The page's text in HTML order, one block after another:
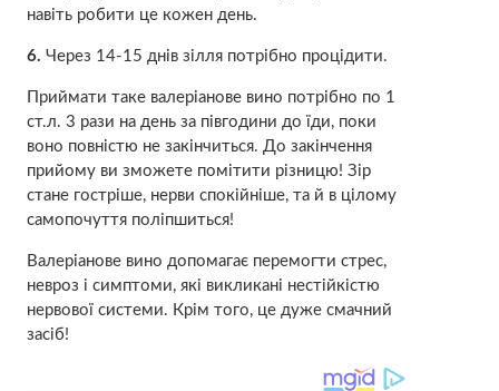
навіть робити це кожен день.
6. Через 14-15 днів зілля потрібно процідити.
Приймати таке валеріанове вино потрібно по 1
ст.л. 3 рази на день за півгодини до їди, поки
воно повністю не закінчиться. До закінчення
прийому ви зможете помітити різницю! Зір
стане гостріше, нерви спокійніше, та й в цілому
самопочуття поліпшиться!
Валеріанове вино допомагає перемогти стрес,
невроз і симптоми, які викликані нестійкістю
нервової системи. Крім того, це дуже смачний
засіб!